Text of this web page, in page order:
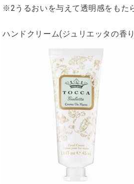
※2うるおいを与えて透明感をもた
ハンドクリーム(ジュリエッタの香